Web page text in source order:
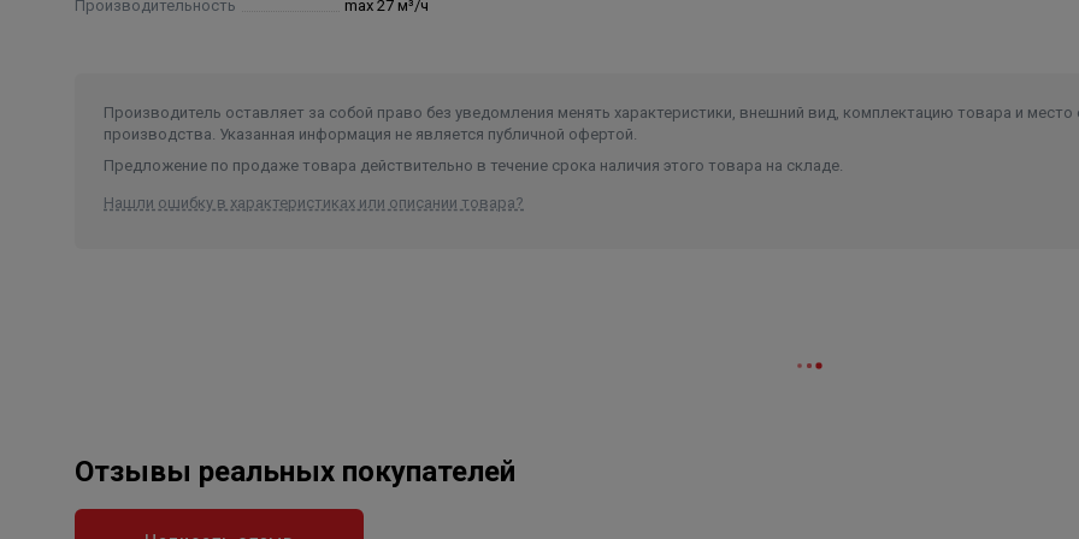
Производительность max 27 м³/ч
Производитель оставляет за собой право без уведомления менять характеристики, внешний вид, комплектацию товара и место
производства. Указанная информация не является публичной офертой.
Предложение по продаже товара действительно в течение срока наличия этого товара на складе.
Нашли ошибку в характеристиках или описании товара?
Отзывы реальных покупателей